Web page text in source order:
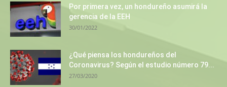
Por primera vez, un hondureño asumirá la
gerencia de la EEH
30/01/2022
¿Qué piensa los hondureños del
Coronavirus? Según el estudio número 79...
27/03/2020